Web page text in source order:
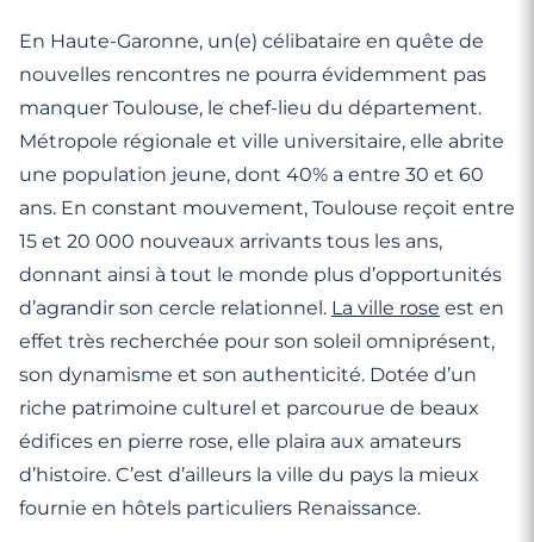
En Haute-Garonne, un(e) célibataire en quête de
nouvelles rencontres ne pourra évidemment pas
manquer Toulouse, le chef-lieu du département.
Métropole régionale et ville universitaire, elle abrite
une population jeune, dont 40% a entre 30 et 60
ans. En constant mouvement, Toulouse reçoit entre
15 et 20 000 nouveaux arrivants tous les ans,
donnant ainsi à tout le monde plus d’opportunités
d’agrandir son cercle relationnel. La ville rose est en
effet très recherchée pour son soleil omniprésent,
son dynamisme et son authenticité. Dotée d’un
riche patrimoine culturel et parcourue de beaux
édifices en pierre rose, elle plaira aux amateurs
d’histoire. C’est d’ailleurs la ville du pays la mieux
fournie en hôtels particuliers Renaissance.